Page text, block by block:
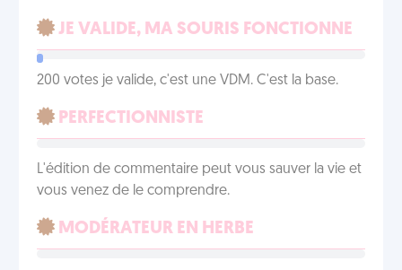
JE VALIDE, MA SOURIS FONCTIONNE
200 votes je valide, c'est une VDM. C'est la base.
PERFECTIONNISTE
L'édition de commentaire peut vous sauver la vie et
vous venez de le comprendre.
MODÉRATEUR EN HERBE